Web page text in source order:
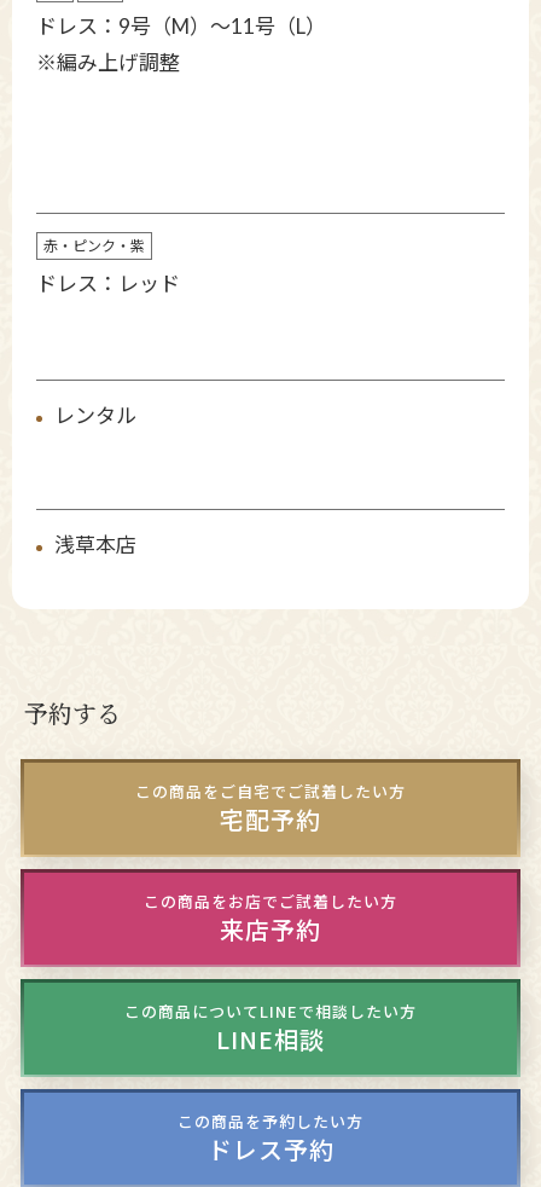
ドレス：9号（M）〜11号（L）
※編み上げ調整
赤・ピンク・紫
ドレス：レッド
レンタル
浅草本店
予約する
この商品をご自宅でご試着したい方
宅配予約
この商品をお店でご試着したい方
来店予約
この商品についてLINEで相談したい方
LINE相談
この商品を予約したい方
ドレス予約